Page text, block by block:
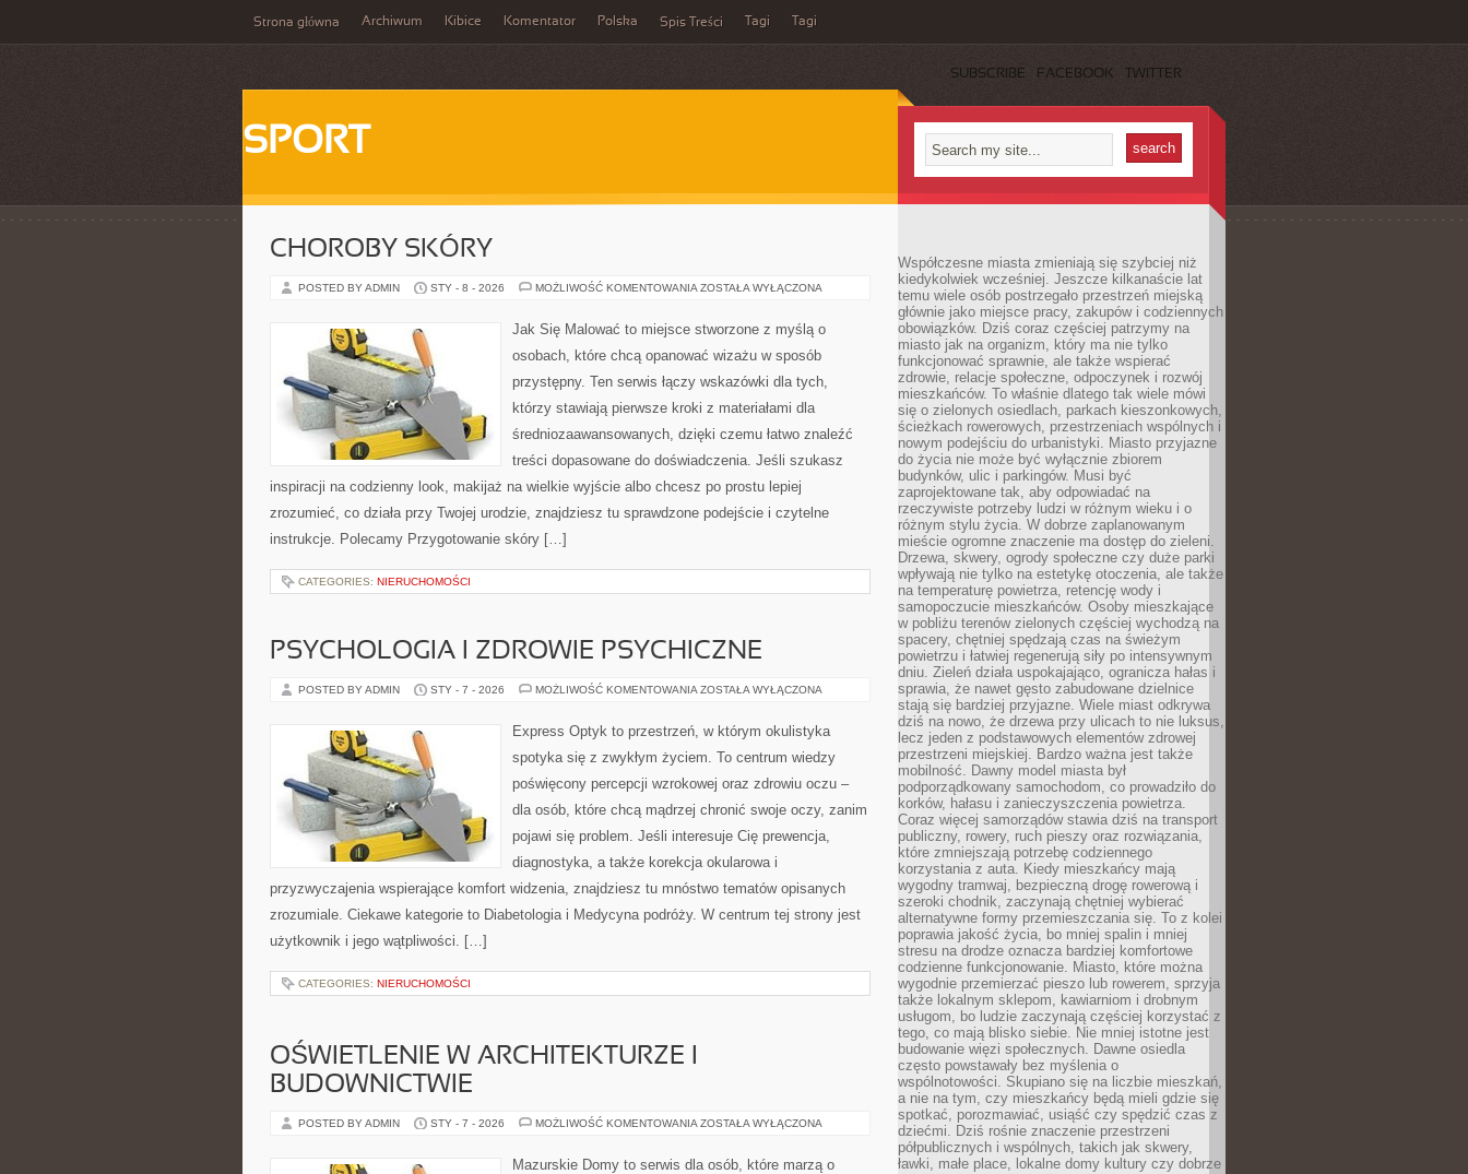
Strona główna Archiwum Kibice Komentator Polska Spis Treści Tagi Tagi
SUBSCRIBE FACEBOOK TWITTER
SPORT
CHOROBY SKÓRY
POSTED BY ADMIN STY - 8 - 2026 MOŻLIWOŚĆ KOMENTOWANIA CHOROBY
ZOSTAŁA WYŁĄCZONA
Jak Się Malować to miejsce stworzone z myślą o
osobach, które chcą opanować wizażu w sposób
przystępny. Ten serwis łączy wskazówki dla tych,
którzy stawiają pierwsze kroki z materiałami dla
średniozaawansowanych, dzięki czemu łatwo znaleźć
treści dopasowane do doświadczenia. Jeśli szukasz
inspiracji na codzienny look, makijaż na wielkie wyjście albo chcesz po prostu lepiej
zrozumieć, co działa przy Twojej urodzie, znajdziesz tu sprawdzone podejście i czytelne
instrukcje. Polecamy Przygotowanie skóry […]
CATEGORIES: NIERUCHOMOŚCI
PSYCHOLOGIA I ZDROWIE PSYCHICZNE
POSTED BY ADMIN STY - 7 - 2026 MOŻLIWOŚĆ KOMENTOWANIA PSYCHOLOGIA
PSYCHICZNE
ZOSTAŁA WYŁĄCZONA
Express Optyk to przestrzeń, w którym okulistyka
spotyka się z zwykłym życiem. To centrum wiedzy
poświęcony percepcji wzrokowej oraz zdrowiu oczu –
dla osób, które chcą mądrzej chronić swoje oczy, zanim
pojawi się problem. Jeśli interesuje Cię prewencja,
diagnostyka, a także korekcja okularowa i
przyzwyczajenia wspierające komfort widzenia, znajdziesz tu mnóstwo tematów opisanych
zrozumiale. Ciekawe kategorie to Diabetologia i Medycyna podróży. W centrum tej strony jest
użytkownik i jego wątpliwości. […]
CATEGORIES: NIERUCHOMOŚCI
OŚWIETLENIE W ARCHITEKTURZE I
BUDOWNICTWIE
POSTED BY ADMIN STY - 7 - 2026 MOŻLIWOŚĆ KOMENTOWANIA OŚWIETLENIE
BUDOWNICTWIE
ZOSTAŁA WYŁĄCZONA
Mazurskie Domy to serwis dla osób, które marzą o
Współczesne miasta zmieniają się szybciej niż
kiedykolwiek wcześniej. Jeszcze kilkanaście lat
temu wiele osób postrzegało przestrzeń miejską
głównie jako miejsce pracy, zakupów i codziennych
obowiązków. Dziś coraz częściej patrzymy na
miasto jak na organizm, który ma nie tylko
funkcjonować sprawnie, ale także wspierać
zdrowie, relacje społeczne, odpoczynek i rozwój
mieszkańców. To właśnie dlatego tak wiele mówi
się o zielonych osiedlach, parkach kieszonkowych,
ścieżkach rowerowych, przestrzeniach wspólnych i
nowym podejściu do urbanistyki. Miasto przyjazne
do życia nie może być wyłącznie zbiorem
budynków, ulic i parkingów. Musi być
zaprojektowane tak, aby odpowiadać na
rzeczywiste potrzeby ludzi w różnym wieku i o
różnym stylu życia. W dobrze zaplanowanym
mieście ogromne znaczenie ma dostęp do zieleni.
Drzewa, skwery, ogrody społeczne czy duże parki
wpływają nie tylko na estetykę otoczenia, ale także
na temperaturę powietrza, retencję wody i
samopoczucie mieszkańców. Osoby mieszkające
w pobliżu terenów zielonych częściej wychodzą na
spacery, chętniej spędzają czas na świeżym
powietrzu i łatwiej regenerują siły po intensywnym
dniu. Zieleń działa uspokajająco, ogranicza hałas i
sprawia, że nawet gęsto zabudowane dzielnice
stają się bardziej przyjazne. Wiele miast odkrywa
dziś na nowo, że drzewa przy ulicach to nie luksus,
lecz jeden z podstawowych elementów zdrowej
przestrzeni miejskiej. Bardzo ważna jest także
mobilność. Dawny model miasta był
podporządkowany samochodom, co prowadziło do
korków, hałasu i zanieczyszczenia powietrza.
Coraz więcej samorządów stawia dziś na transport
publiczny, rowery, ruch pieszy oraz rozwiązania,
które zmniejszają potrzebę codziennego
korzystania z auta. Kiedy mieszkańcy mają
wygodny tramwaj, bezpieczną drogę rowerową i
szeroki chodnik, zaczynają chętniej wybierać
alternatywne formy przemieszczania się. To z kolei
poprawia jakość życia, bo mniej spalin i mniej
stresu na drodze oznacza bardziej komfortowe
codzienne funkcjonowanie. Miasto, które można
wygodnie przemierzać pieszo lub rowerem, sprzyja
także lokalnym sklepom, kawiarniom i drobnym
usługom, bo ludzie zaczynają częściej korzystać z
tego, co mają blisko siebie. Nie mniej istotne jest
budowanie więzi społecznych. Dawne osiedla
często powstawały bez myślenia o
wspólnotowości. Skupiano się na liczbie mieszkań,
a nie na tym, czy mieszkańcy będą mieli gdzie się
spotkać, porozmawiać, usiąść czy spędzić czas z
dziećmi. Dziś rośnie znaczenie przestrzeni
półpublicznych i wspólnych, takich jak skwery,
ławki, małe place, lokalne domy kultury czy dobrze